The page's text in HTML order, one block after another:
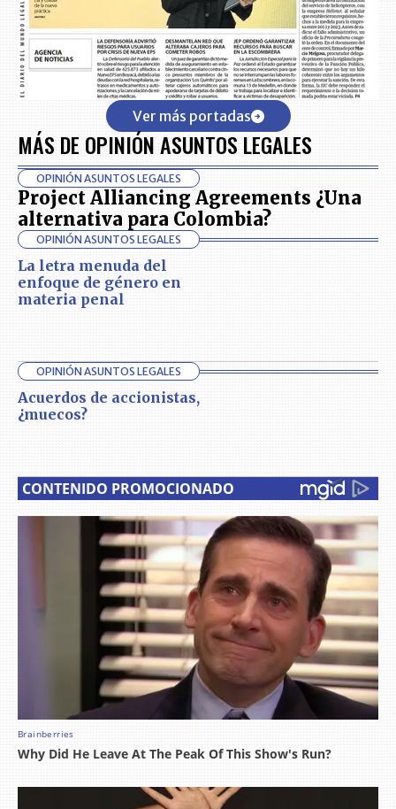
Ver más portadas
MÁS DE OPINIÓN ASUNTOS LEGALES
OPINIÓN ASUNTOS LEGALES
Project Alliancing Agreements ¿Una
alternativa para Colombia?
OPINIÓN ASUNTOS LEGALES
La letra menuda del
enfoque de género en
materia penal
OPINIÓN ASUNTOS LEGALES
Acuerdos de accionistas,
¿muecos?